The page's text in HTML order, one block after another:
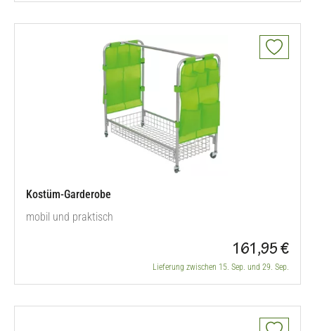
Kostüm-Garderobe
mobil und praktisch
161,95 €
Lieferung zwischen 15. Sep. und 29. Sep.